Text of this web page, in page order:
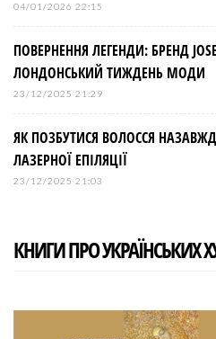
04/01/2026 22:15
ПОВЕРНЕННЯ ЛЕГЕНДИ: БРЕНД
ЛОНДОНСЬКИЙ ТИЖДЕНЬ МОДИ
23/12/2025 21:29
ЯК ПОЗБУТИСЯ ВОЛОССЯ
ЛАЗЕРНОЇ ЕПІЛЯЦІЇ
23/12/2025 21:03
КНИГИ ПРО УКРАЇНСЬКИХ